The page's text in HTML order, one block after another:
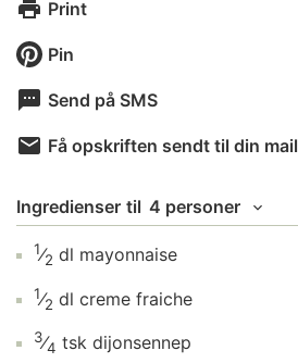
Print
Pin
Send på SMS
Få opskriften sendt til din mail
Ingredienser til 4 personer
1⁄2 dl mayonnaise
1⁄2 dl creme fraiche
3⁄4 tsk dijonsennep